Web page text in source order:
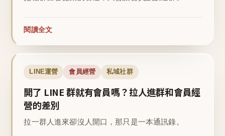
閱讀全文
LINE運營 會員經營 私域社群
開了 LINE 群就有會員嗎？拉人進群和會員經
營的差別
拉一群人進來卻沒人開口，那只是一本通訊錄。